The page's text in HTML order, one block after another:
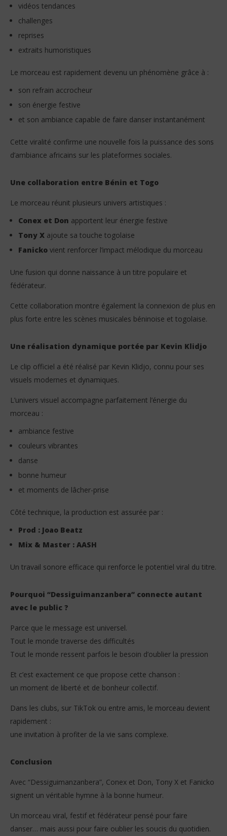
vidéos tendances
challenges
reprises
extraits humoristiques
Le morceau est rapidement devenu un phénomène grâce à :
son refrain accrocheur
son énergie festive
et son ambiance capable de faire danser instantanément
Cette viralité confirme une nouvelle fois la puissance des sons
d’ambiance africains sur les plateformes sociales.
Une collaboration entre Bénin et Togo
Le morceau réunit plusieurs univers artistiques :
Conex et Don apportent leur énergie festive
Tony X ajoute sa touche togolaise
Fanicko vient renforcer l’impact mélodique du morceau
Une fusion qui donne naissance à un titre populaire et
fédérateur.
Cette collaboration montre également la connexion de plus en
plus forte entre les scènes musicales béninoise et togolaise.
Une réalisation dynamique portée par Kevin Klidjo
Le clip officiel a été réalisé par Kevin Klidjo, connu pour ses
visuels modernes et dynamiques.
L’univers visuel accompagne parfaitement l’énergie du
morceau :
ambiance festive
couleurs vibrantes
danse
bonne humeur
et moments de lâcher-prise
Côté technique, la production est assurée par :
Prod : Joao Beatz
Mix & Master : AASH
Un travail sonore efficace qui renforce le potentiel viral du titre.
Pourquoi “Dessiguimanzanbera” connecte autant
avec le public ?
Parce que le message est universel.
Tout le monde traverse des difficultés
Tout le monde ressent parfois le besoin d’oublier la pression
Et c’est exactement ce que propose cette chanson :
un moment de liberté et de bonheur collectif.
Dans les clubs, sur TikTok ou entre amis, le morceau devient
rapidement :
une invitation à profiter de la vie sans complexe.
Conclusion
Avec “Dessiguimanzanbera”, Conex et Don, Tony X et Fanicko
signent un véritable hymne à la bonne humeur.
Un morceau viral, festif et fédérateur pensé pour faire
danser… mais aussi pour faire oublier les soucis du quotidien.